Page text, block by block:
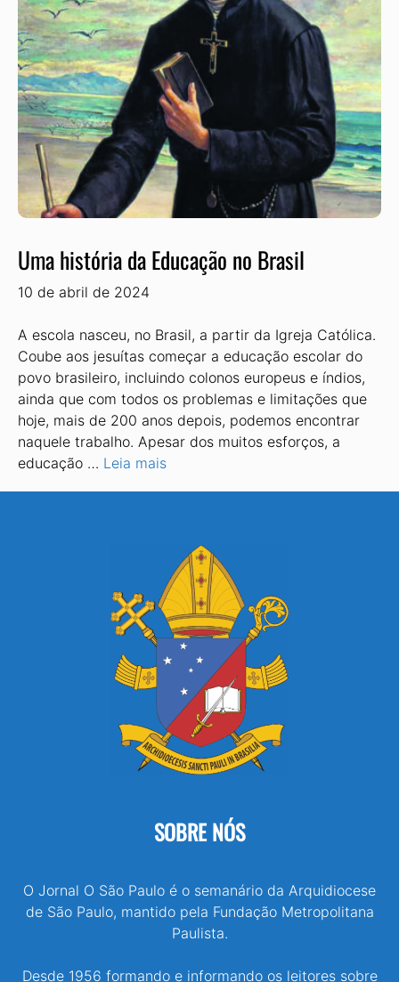
Uma história da Educação no Brasil
10 de abril de 2024
A escola nasceu, no Brasil, a partir da Igreja Católica.
Coube aos jesuítas começar a educação escolar do
povo brasileiro, incluindo colonos europeus e índios,
ainda que com todos os problemas e limitações que
hoje, mais de 200 anos depois, podemos encontrar
naquele trabalho. Apesar dos muitos esforços, a
educação … Leia mais
SOBRE NÓS
O Jornal O São Paulo é o semanário da Arquidiocese
de São Paulo, mantido pela Fundação Metropolitana
Paulista.
Desde 1956 formando e informando os leitores sobre